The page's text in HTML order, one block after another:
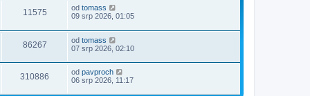
11575 od tomass
09 srp 2026, 01:05
86267 od tomass
07 srp 2026, 02:10
310886 od pavproch
06 srp 2026, 11:17